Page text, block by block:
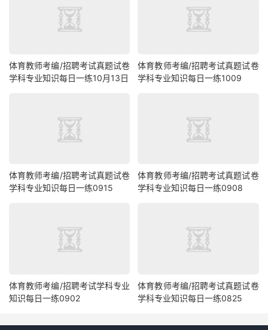
体育教师考编/招聘考试真题试卷
学科专业知识每日一练10月13日
体育教师考编/招聘考试真题试卷
学科专业知识每日一练1009
体育教师考编/招聘考试真题试卷
学科专业知识每日一练0915
体育教师考编/招聘考试真题试卷
学科专业知识每日一练0908
体育教师考编/招聘考试学科专业
知识每日一练0902
体育教师考编/招聘考试真题试卷
学科专业知识每日一练0825